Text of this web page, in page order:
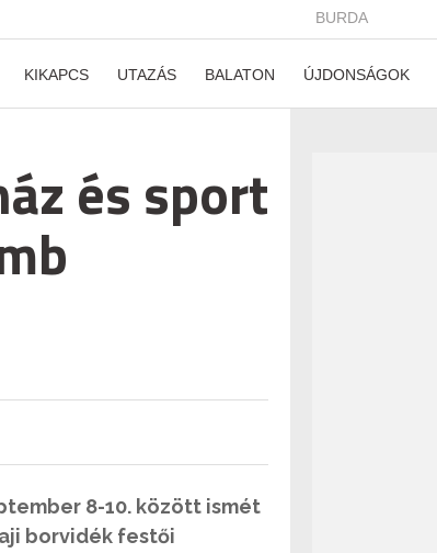
BURDA
KIKAPCS UTAZÁS BALATON ÚJDONSÁGOK
és sport
8-10. között ismét
borvidék festői